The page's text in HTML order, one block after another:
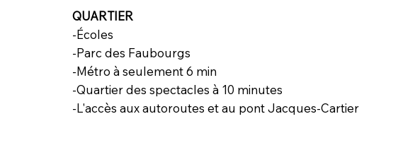
QUARTIER
-Écoles
-Parc des Faubourgs
-Métro à seulement 6 min
-Quartier des spectacles à 10 minutes
-L'accès aux autoroutes et au pont Jacques-Cartier